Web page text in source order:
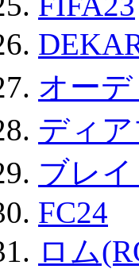
オー
ディ
ブレ
FC24
ロム